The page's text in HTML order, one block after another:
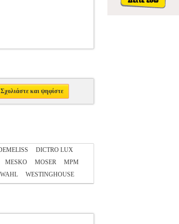
Σχολιάστε και ψηφίστε
DICTRO LUX
MESKO MOSER
MPM
WAHL WESTINGHOUSE